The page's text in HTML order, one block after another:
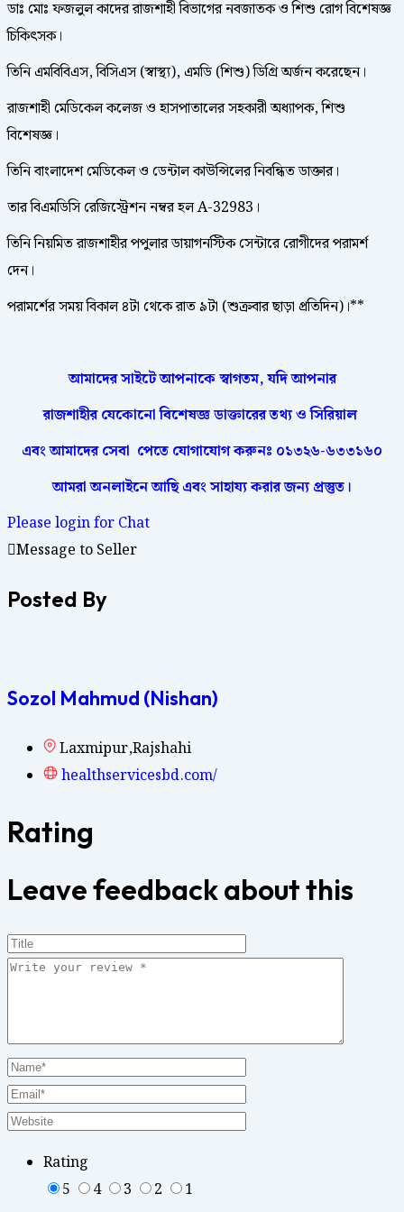
ডাঃ মোঃ ফজলুল কাদের রাজশাহী বিভাগের নবজাতক ও শিশু রোগ বিশেষজ্ঞ
চিকিৎসক।
তিনি এমবিবিএস, বিসিএস (স্বাস্থ্য), এমডি (শিশু) ডিগ্রি অর্জন করেছেন।
রাজশাহী মেডিকেল কলেজ ও হাসপাতালের সহকারী অধ্যাপক, শিশু
বিশেষজ্ঞ।
তিনি বাংলাদেশ মেডিকেল ও ডেন্টাল কাউন্সিলের নিবন্ধিত ডাক্তার।
তার বিএমডিসি রেজিস্ট্রেশন নম্বর হল A-32983।
তিনি নিয়মিত রাজশাহীর পপুলার ডায়াগনস্টিক সেন্টারে রোগীদের পরামর্শ
দেন।
পরামর্শের সময় বিকাল ৪টা থেকে রাত ৯টা (শুক্রবার ছাড়া প্রতিদিন)।**
আমাদের সাইটে আপনাকে স্বাগতম, যদি আপনার
রাজশাহীর যেকোনো বিশেষজ্ঞডাক্তারেরতথ্য ও সিরিয়াল
এবং আমাদের সেবা পেতে যোগাযোগ করুনঃ ০১৩২৬-৬৩৩১৬০
আমরা অনলাইনে আছি এবং সাহায্য করার জন্য প্রস্তুত।
Please login for Chat
Message to Seller
Posted By
Sozol Mahmud (Nishan)
Laxmipur,Rajshahi
healthservicesbd.com/
Rating
Leave feedback about this
Rating
5
4 3 2 1